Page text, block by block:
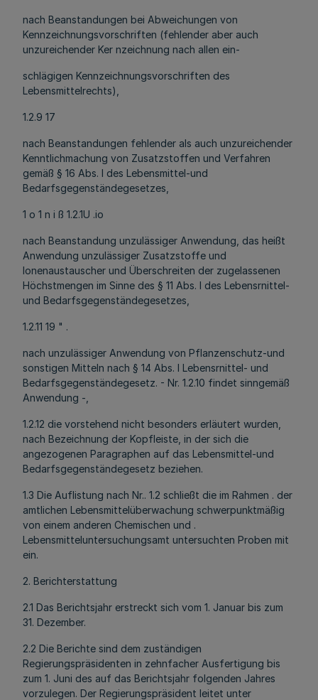
nach Beanstandungen bei Abweichungen von
Kennzeichnungsvorschriften (fehlender aber auch
unzureichender Ker nzeichnung nach allen ein-
schlägigen Kennzeichnungsvorschriften des
Lebensmittelrechts),
1.2.9 17
nach Beanstandungen fehlender als auch unzureichender
Kenntlichmachung von Zusatzstoffen und Verfahren
gemäß § 16 Abs. l des Lebensmittel-und
Bedarfsgegenständegesetzes,
1 o 1 n i ß 1.2.1U .io
nach Beanstandung unzulässiger Anwendung, das heißt
Anwendung unzulässiger Zusatzstoffe und
Ionenaustauscher und Überschreiten der zugelassenen
Höchstmengen im Sinne des § 11 Abs. l des Lebensrnittel-
und Bedarfsgegenständegesetzes,
1.2.11 19 " .
nach unzulässiger Anwendung von Pflanzenschutz-und
sonstigen Mitteln nach § 14 Abs. l Lebensrnittel- und
Bedarfsgegenständegesetz. - Nr. 1.2.10 findet sinngemäß
Anwendung -,
1.2.12 die vorstehend nicht besonders erläutert wurden,
nach Bezeichnung der Kopfleiste, in der sich die
angezogenen Paragraphen auf das Lebensmittel-und
Bedarfsgegenständegesetz beziehen.
1.3 Die Auflistung nach Nr.. 1.2 schließt die im Rahmen . der
amtlichen Lebensmittelüberwachung schwerpunktmäßig
von einem anderen Chemischen und .
Lebensmitteluntersuchungsamt untersuchten Proben mit
ein.
2. Berichterstattung
2.1 Das Berichtsjahr erstreckt sich vom 1. Januar bis zum
31. Dezember.
2.2 Die Berichte sind dem zuständigen
Regierungspräsidenten in zehnfacher Ausfertigung bis
zum 1. Juni des auf das Berichtsjahr folgenden Jahres
vorzulegen. Der Regierungspräsident leitet unter